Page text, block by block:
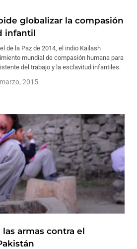
globalizar la compasión
infantil
de la Paz de 2014, el indio Kailash
mundial de compasión humana para
del trabajo y la esclavitud infantiles.
2015
las armas contra el